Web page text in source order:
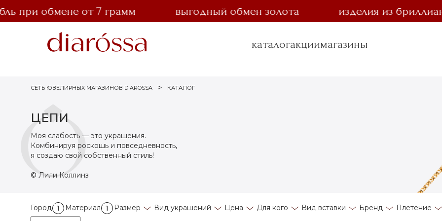
при обмене от 7 грамм выгодный обмен золота изделия из
каталогакциимагазины
СЕТЬ ЮВЕЛИРНЫХ МАГАЗИНОВ DIAROSSA КАТАЛОГ
ЦЕПИ
Моя слабость — это украшения.
Комбинируя роскошь и повседневность,
я создаю свой собственный стиль!
© Лили Коллинз
Город 1 Материал 1 Размер Вид украшений Цена Для кого Вид вставки Бренд Плетение